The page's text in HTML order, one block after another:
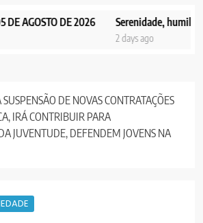
AGOSTO DE 2026 Serenidade,
2 days ago
SUSPENSÃO DE NOVAS CONTRATAÇÕES
IRÁ CONTRIBUIR PARA
JUVENTUDE, DEFENDEM JOVENS NA